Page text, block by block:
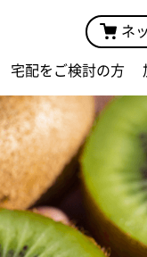
ネ
宅配をご検討の方